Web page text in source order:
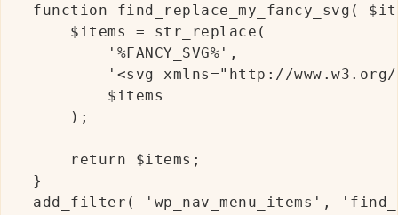
function find_replace_my_fancy_svg(
    $items = str_replace(
        '%FANCY_SVG%',
'<svg xmlns="http://
        $items
    );
    return $items;
}
add_filter( 'wp_nav_menu_items',